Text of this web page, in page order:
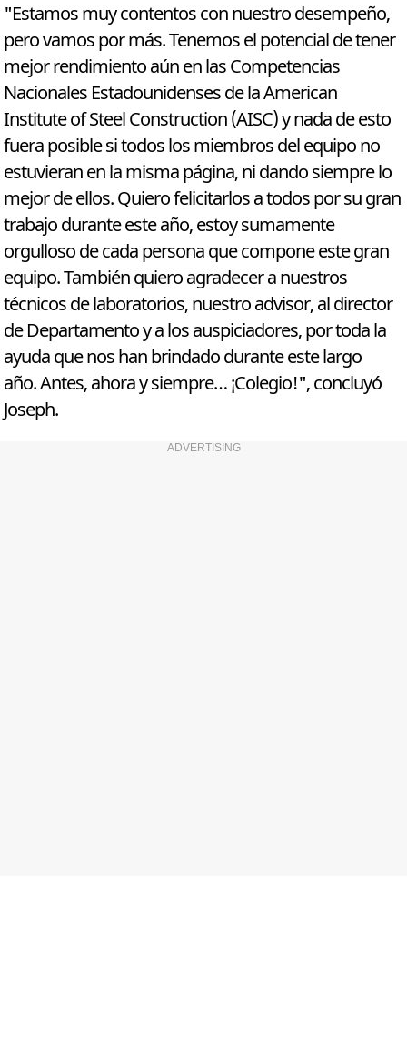
"Estamos muy contentos con nuestro desempeño,
pero vamos por más. Tenemos el potencial de tener
mejor rendimiento aún en las Competencias
Nacionales Estadounidenses de la American
Institute of Steel Construction (AISC) y nada de esto
fuera posible si todos los miembros del equipo no
estuvieran en la misma página, ni dando siempre lo
mejor de ellos. Quiero felicitarlos a todos por su gran
trabajo durante este año, estoy sumamente
orgulloso de cada persona que compone este gran
equipo. También quiero agradecer a nuestros
técnicos de laboratorios, nuestro advisor, al director
de Departamento y a los auspiciadores, por toda la
ayuda que nos han brindado durante este largo
año. Antes, ahora y siempre… ¡Colegio!", concluyó
Joseph.
ADVERTISING